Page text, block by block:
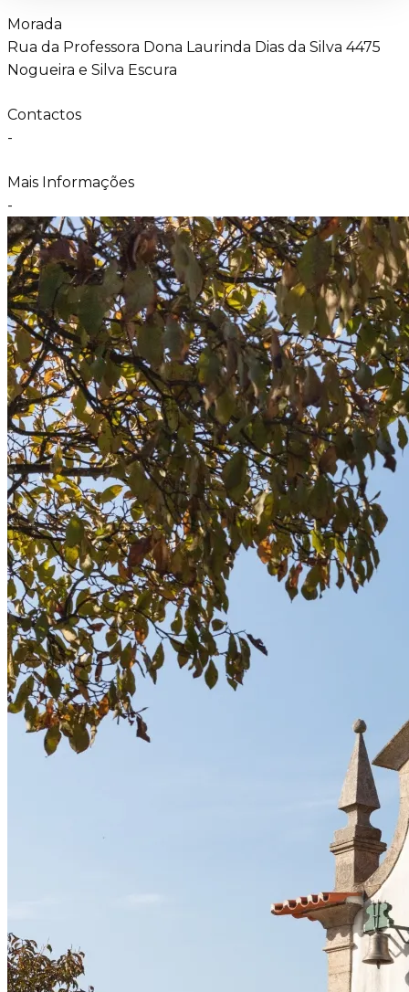
Morada
Rua da Professora Dona Laurinda Dias da Silva 4475
Nogueira e Silva Escura
Contactos
-
Mais Informações
-